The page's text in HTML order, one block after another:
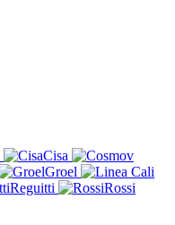
Cisa
Groel
Reguitti
Rossi